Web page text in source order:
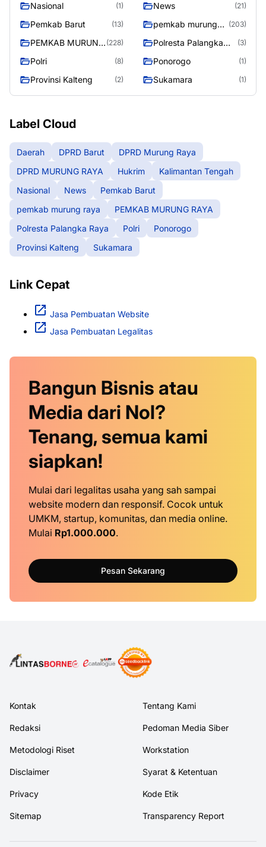
Nasional (1) News (21)
Pemkab Barut (13)
pemkab murung
(203)
PEMKAB MURUNG (228)
Polresta Palangka
(3)
Polri (8) Ponorogo (1)
Provinsi Kalteng (2) Sukamara (1)
Label Cloud
Daerah DPRD Barut
DPRD Murung Raya
DPRD MURUNG RAYA
Hukrim
Kalimantan Tengah
Nasional
News
Pemkab Barut
pemkab murung raya
PEMKAB MURUNG RAYA
Polresta Palangka Raya
Polri
Ponorogo
Provinsi Kalteng
Sukamara
Link Cepat
Jasa Pembuatan Website
Jasa Pembuatan Legalitas
Bangun Bisnis atau
Media dari Nol?
Tenang, semua kami
siapkan!
Mulai dari legalitas usaha yang sah sampai
website modern dan responsif. Cocok untuk
UMKM, startup, komunitas, dan media online.
Mulai Rp1.000.000.
Pesan Sekarang
Kontak Tentang Kami
Redaksi Pedoman Media Siber
Metodologi Riset Workstation
Disclaimer Syarat & Ketentuan
Privacy Kode Etik
Sitemap Transparency Report